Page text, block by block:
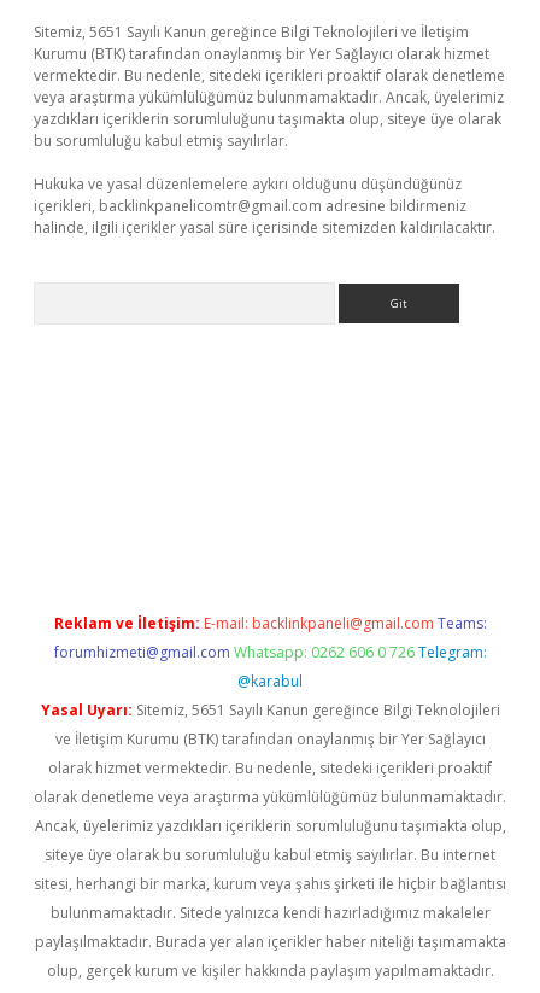
Sitemiz, 5651 Sayılı Kanun gereğince Bilgi Teknolojileri ve İletişim
Kurumu (BTK) tarafından onaylanmış bir Yer Sağlayıcı olarak hizmet
vermektedir. Bu nedenle, sitedeki içerikleri proaktif olarak denetleme
veya araştırma yükümlülüğümüz bulunmamaktadır. Ancak, üyelerimiz
yazdıkları içeriklerin sorumluluğunu taşımakta olup, siteye üye olarak
bu sorumluluğu kabul etmiş sayılırlar.
Hukuka ve yasal düzenlemelere aykırı olduğunu düşündüğünüz
içerikleri, backlinkpanelicomtr@gmail.com adresine bildirmeniz
halinde, ilgili içerikler yasal süre içerisinde sitemizden kaldırılacaktır.
Reklam ve İletişim: E-mail: backlinkpaneli@gmail.com Teams:
forumhizmeti@gmail.com Whatsapp: 0262 606 0 726 Telegram:
@karabul
Yasal Uyarı: Sitemiz, 5651 Sayılı Kanun gereğince Bilgi Teknolojileri
ve İletişim Kurumu (BTK) tarafından onaylanmış bir Yer Sağlayıcı
olarak hizmet vermektedir. Bu nedenle, sitedeki içerikleri proaktif
olarak denetleme veya araştırma yükümlülüğümüz bulunmamaktadır.
Ancak, üyelerimiz yazdıkları içeriklerin sorumluluğunu taşımakta olup,
siteye üye olarak bu sorumluluğu kabul etmiş sayılırlar. Bu internet
sitesi, herhangi bir marka, kurum veya şahıs şirketi ile hiçbir bağlantısı
bulunmamaktadır. Sitede yalnızca kendi hazırladığımız makaleler
paylaşılmaktadır. Burada yer alan içerikler haber niteliği taşımamakta
olup, gerçek kurum ve kişiler hakkında paylaşım yapılmamaktadır.